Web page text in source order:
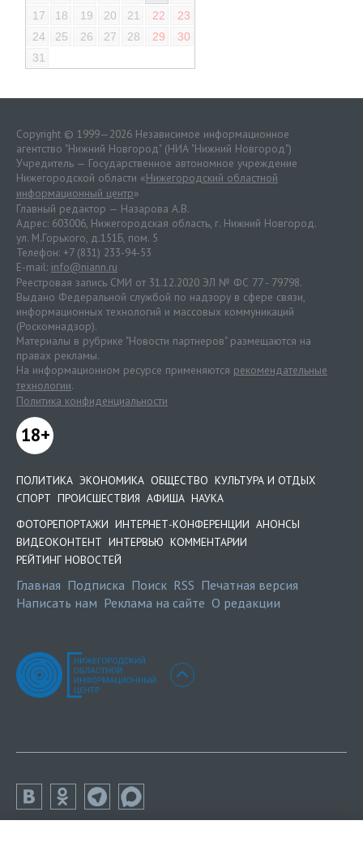
17
18 19 20 21 22
23
24
25 26 27 28 29
30
31
Copyright © 1999—2026 Независимое информационное
агентство "Нижний Новгород" (НИА "Нижний Новгород")
Учредитель — Государственное автономное учреждение
Нижегородской области «Нижегородский областной
информационный центр»
Главный редактор — Назарова А.В.
Адрес: 603006, Нижегородская область, г. Нижний Новгород.
ул. М.Горького, д.151Б, пом. 5
Телефон: +7 (831) 233-94-53
E-mail: info@niann.ru
Реестровая запись СМИ от 31.12.2020 ЭЛ № ФС 77 - 79798.
Выдано Федеральной службой по надзору в сфере связи,
информационных технологий и массовых коммуникаций
(Роскомнадзор).
Материалы в рубрике "Новости партнеров" размещаются на
правах рекламы.
На информационном ресурсе применяются рекомендательные
технологии.
Политика конфиденциальности
18+
ПОЛИТИКА ЭКОНОМИКА ОБЩЕСТВО КУЛЬТУРА И ОТДЫХ
СПОРТ ПРОИСШЕСТВИЯ АФИША НАУКА
ФОТОРЕПОРТАЖИ ИНТЕРНЕТ-КОНФЕРЕНЦИИ АНОНСЫ
ВИДЕОКОНТЕНТ ИНТЕРВЬЮ КОММЕНТАРИИ
РЕЙТИНГ НОВОСТЕЙ
Главная Подписка Поиск RSS Печатная версия
Написать нам Реклама на сайте О редакции